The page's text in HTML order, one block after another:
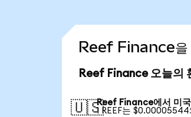
Reef Finance을
Reef Finance 오늘의
🇺🇸Reef Finance에서 미국
1 REEF는 $0.00005544